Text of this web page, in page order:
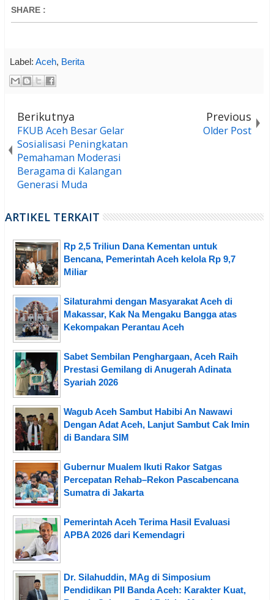
SHARE :
Label: Aceh, Berita
Berikutnya
FKUB Aceh Besar Gelar
Sosialisasi Peningkatan
Pemahaman Moderasi
Beragama di Kalangan
Generasi Muda
Previous
Older Post
ARTIKEL TERKAIT
Rp 2,5 Triliun Dana Kementan untuk
Bencana, Pemerintah Aceh kelola Rp 9,7
Miliar
Silaturahmi dengan Masyarakat Aceh di
Makassar, Kak Na Mengaku Bangga atas
Kekompakan Perantau Aceh
Sabet Sembilan Penghargaan, Aceh Raih
Prestasi Gemilang di Anugerah Adinata
Syariah 2026
Wagub Aceh Sambut Habibi An Nawawi
Dengan Adat Aceh, Lanjut Sambut Cak Imin
di Bandara SIM
Gubernur Mualem Ikuti Rakor Satgas
Percepatan Rehab–Rekon Pascabencana
Sumatra di Jakarta
Pemerintah Aceh Terima Hasil Evaluasi
APBA 2026 dari Kemendagri
Dr. Silahuddin, MAg di Simposium
Pendidikan PII Banda Aceh: Karakter Kuat,